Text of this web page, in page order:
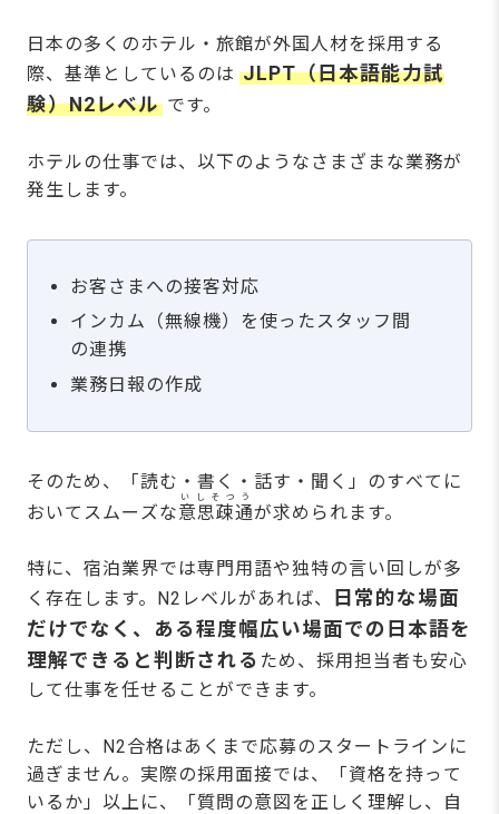
【無料】今の職場はブラック？ホワイト？働き
やすさ診断を開始する
日本の多くのホテル・旅館が外国人材を採用する
際、基準としているのは JLPT（日本語能力試
験）N2レベル です。
ホテルの仕事では、以下のようなさまざまな業務が
発生します。
お客さまへの接客対応
インカム（無線機）を使ったスタッフ間
の連携
業務日報の作成
そのため、「読む・書く・話す・聞く」のすべてに
おいてスムーズな意思疎通
いしそつう
が求められます。
特に、宿泊業界では専門用語や独特の言い回しが多
く存在します。N2レベルがあれば、
日常的な場面
だけでなく、ある程度幅広い場面での日本語を
理解できると判断される ため、採用担当者も安心
して仕事を任せることができます。
ただし、N2合格はあくまで応募のスタートラインに
過ぎません。実際の採用面接では、「資格を持って
いるか」以上に、「質問の意図を正しく理解し、自